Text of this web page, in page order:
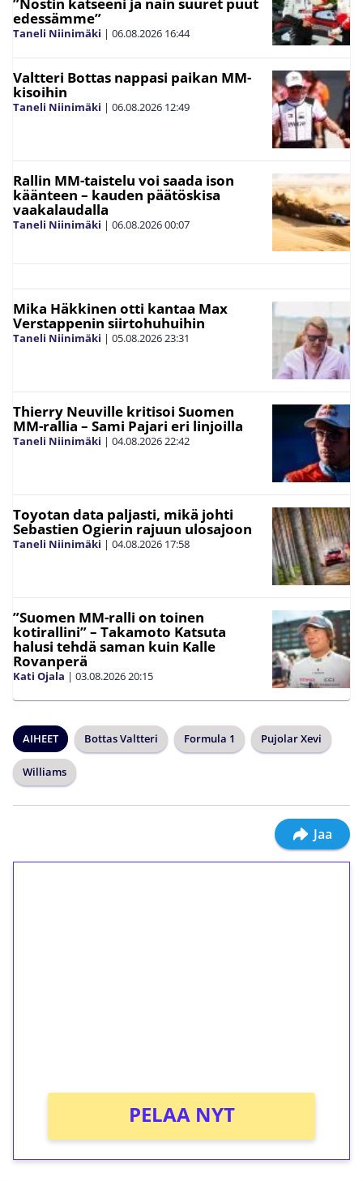
”Nostin katseeni ja näin suuret puut
edessämme”
Taneli Niinimäki | 06.08.2026 16:44
Valtteri Bottas nappasi paikan MM-
kisoihin
Taneli Niinimäki | 06.08.2026 12:49
Rallin MM-taistelu voi saada ison
käänteen – kauden päätöskisa
vaakalaudalla
Taneli Niinimäki | 06.08.202600:07
Mika Häkkinen otti kantaa Max
Verstappenin siirtohuhuihin
Taneli Niinimäki | 05.08.202623:31
Thierry Neuville kritisoi Suomen
MM-rallia – Sami Pajari eri linjoilla
Taneli Niinimäki | 04.08.202622:42
Toyotan data paljasti, mikä johti
Sebastien Ogierin rajuun ulosajoon
Taneli Niinimäki | 04.08.2026 17:58
”Suomen MM-ralli on toinen
kotirallini” – Takamoto Katsuta
halusi tehdä saman kuin Kalle
Rovanperä
Kati Ojala | 03.08.202620:15
AIHEET Bottas Valtteri Formula 1 Pujolar Xevi
Williams
Jaa
PELAA NYT